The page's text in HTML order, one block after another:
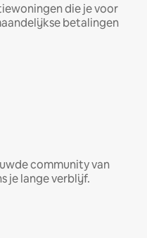
die je voor
betalingen
community van
je lange verblijf.